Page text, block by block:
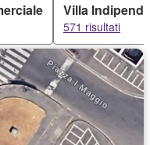
Villa
571 risultati